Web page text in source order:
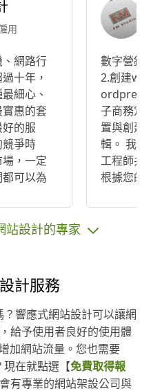
用
網路行
十年，
細心、
惠的套
的服
爭時
，一定
可以為
數字營銷
2.創建
ordpress
子商務定
置與創建
輯。 我
工程師共
根據您的
站設計的專家
計服務
響應式網站設計可以讓網
給予使用者良好的使用體
加網站流量。您也需要
現在就點選【免費取得報
有專業的網站架設公司與